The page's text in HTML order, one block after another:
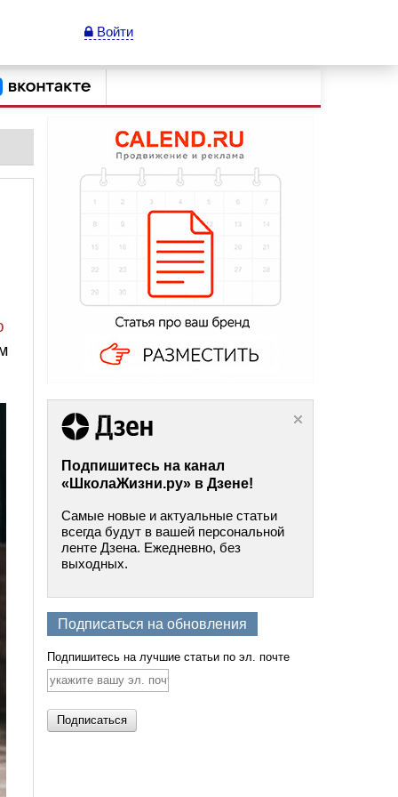
Войти
Подпишитесь на канал
«ШколаЖизни.ру» в Дзене!
Самые новые и актуальные статьи
всегда будут в вашей персональной
ленте Дзена. Ежедневно, без
выходных.
Подписаться на обновления
Подпишитесь на лучшие статьи по эл. почте